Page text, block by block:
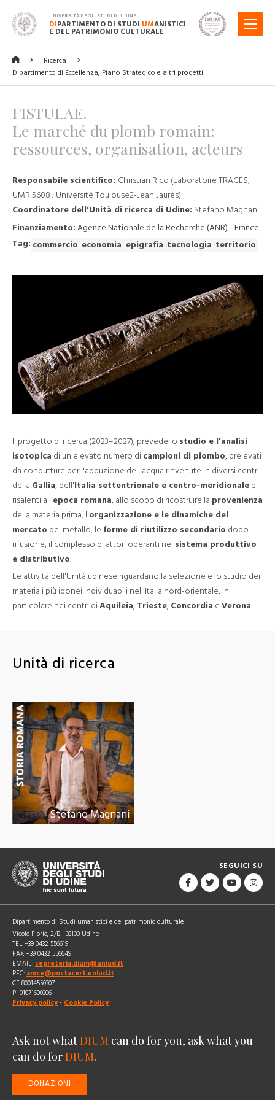
UNIVERSITÀ DEGLI STUDI DI UDINE
DIPARTIMENTO DI STUDI UMANISTICI
E DEL PATRIMONIO CULTURALE
MENU
Ricerca
Dipartimento di Eccellenza, Piano Strategico e altri progetti
FISTULAE.
Le marché du plomb romain:
ressources, organisation, acteurs
Responsabile scientifico: Christian Rico (Laboratoire TRACES,
UMR 5608 ; Université Toulouse2-Jean Jaurès)
Coordinatore dell'Unità di ricerca di Udine: Stefano Magnani
Finanziamento: Agence Nationale de la Recherche (ANR) - France
Tag: commercio economia epigrafia tecnologia territorio
Il progetto di ricerca (2023–2027), prevede lo studio e l'analisi
isotopica di un elevato numero di campioni di piombo, prelevati
da condutture per l'adduzione dell'acqua rinvenute in diversi centri
della Gallia, dell'Italia settentrionale e centro-meridionale e
risalenti all'epoca romana, allo scopo di ricostruire la provenienza
della materia prima, l'organizzazione e le dinamiche del
mercato del metallo, le forme di riutilizzo secondario dopo
rifusione, il complesso di attori operanti nel sistema produttivo
e distributivo.
Le attività dell'Unità udinese riguardano la selezione e lo studio dei
materiali più idonei individuabili nell'Italia nord-orientale, in
particolare nei centri di Aquileia, Trieste, Concordia e Verona.
Unità di ricerca
Stefano Magnani
SEGUICI SU
Dipartimento di Studi umanistici e del patrimonio culturale
Vicolo Florio, 2/B - 33100 Udine
TEL +39 0432 556619
FAX +39 0432 556649
EMAIL: segreteria.dium@uniud.it
PEC: amce@postacert.uniud.it
CF 80014550307
PI 01071600306
Privacy policy - Cookie Policy
Ask not whatDIUM can do for you, ask what you
can do forDIUM.
DONAZIONI